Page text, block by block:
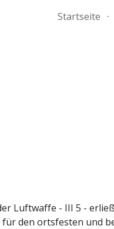
Startseite
Luftwaffe - III 5 -
den ortsfesten und